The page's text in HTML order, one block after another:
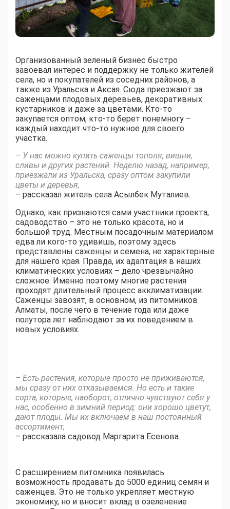
Организованный зеленый бизнес быстро
завоевал интерес и поддержку не только жителей
села, но и покупателей из соседних районов, а
также из Уральска и Аксая. Сюда приезжают за
саженцами плодовых деревьев, декоративных
кустарников и даже за цветами. Кто-то
закупается оптом, кто-то берет понемногу –
каждый находит что-то нужное для своего
участка.
– У нас можно купить саженцы тополя, вишни,
сливы и других растений. Неделю назад, например,
приезжали из Уральска, сразу оптом закупили
цветы и деревья,
– рассказал житель села Асылбек Муталиев.
Однако, как признаются сами участники проекта,
садоводство – это не только красота, но и
большой труд. Местным посадочным материалом
едва ли кого-то удивишь, поэтому здесь
представлены саженцы и семена, не характерные
для нашего края. Правда, их адаптация в наших
климатических условиях – дело чрезвычайно
сложное. Именно поэтому многие растения
проходят длительный процесс акклиматизации.
Саженцы завозят, в основном, из питомников
Алматы, после чего в течение года или даже
полутора лет наблюдают за их поведением в
новых условиях.
– Есть растения, которые просто не приживаются,
мы сразу от них отказываемся. Но есть и такие
сорта, которые, наоборот, отлично чувствуют себя у
нас, особенно в зимний период: они хорошо цветут,
дают плоды. Мы их включаем в наш постоянный
ассортимент,
– рассказала садовод Маргарита Есенова.
С расширением питомника появилась
возможность продавать до 5000 единиц семян и
саженцев. Это не только укрепляет местную
экономику, но и вносит вклад в озеленение